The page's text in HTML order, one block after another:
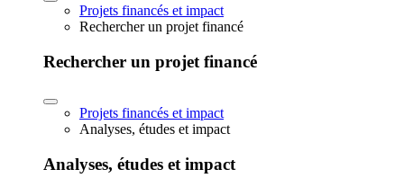
Projets financés et impact
Rechercher un projet financé
Rechercher un projet financé
Projets financés et impact
Analyses, études et impact
Analyses, études et impact